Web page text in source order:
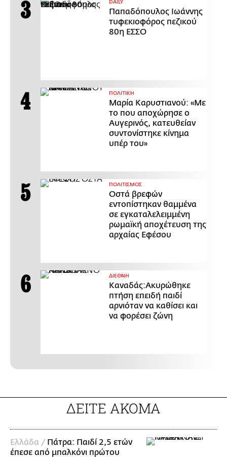
DAILY
Παπαδόπουλος Ιωάννης
τυφεκιοφόρος πεζικού
80η ΕΣΣΟ
ΠΟΛΙΤΙΚΗ
Μαρία Καρυστιανού: «Με
το που αποχώρησε ο
Αυγερινός, κατευθείαν
συντονίστηκε κίνημα
υπέρ του»
ΠΟΛΙΤΙΣΜΟΣ
Οστά βρεφών
εντοπίστηκαν θαμμένα
σε εγκαταλελειμμένη
ρωμαϊκή αποχέτευση της
αρχαίας Εφέσου
ΔΙΕΘΝΗ
Καναδάς:Ακυρώθηκε
πτήση επειδή παιδί
αρνιόταν να καθίσει και
να φορέσει ζώνη
ΔΕΙΤΕ ΑΚΟΜΑ
Ελλάδα / Πάτρα: Παιδί 2,5 ετών
έπεσε από μπαλκόνι πρώτου